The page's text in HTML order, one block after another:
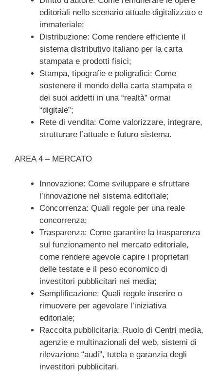
editoriali nello scenario attuale digitalizzato e
immateriale;
Distribuzione: Come rendere efficiente il
sistema distributivo italiano per la carta
stampata e prodotti fisici;
Stampa, tipografie e poligrafici: Come
sostenere il mondo della carta stampata e
dei suoi addetti in una “realtà” ormai
“digitale”;
Rete di vendita: Come valorizzare, integrare,
strutturare l’attuale e futuro sistema.
AREA 4 – MERCATO
Innovazione: Come sviluppare e sfruttare
l’innovazione nel sistema editoriale;
Concorrenza: Quali regole per una reale
concorrenza;
Trasparenza: Come garantire la trasparenza
sul funzionamento nel mercato editoriale,
come rendere agevole capire i proprietari
delle testate e il peso economico di
investitori pubblicitari nei media;
Semplificazione: Quali regole inserire o
rimuovere per agevolare l’iniziativa
editoriale;
Raccolta pubblicitaria: Ruolo di Centri media,
agenzie e multinazionali del web, sistemi di
rilevazione “audi”, tutela e garanzia degli
investitori pubblicitari.